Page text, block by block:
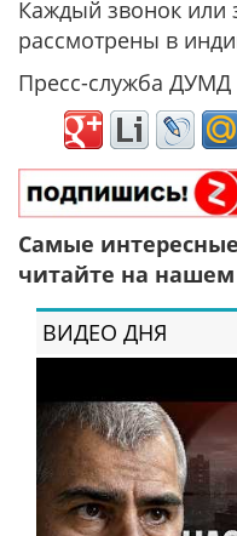
Каждый звонок или
рассмотрены в
Пресс-служба ДУМД
Самые
читайте на нашем
ВИДЕО ДНЯ